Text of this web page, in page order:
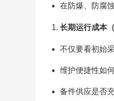
在防爆、防腐
长期运行成本（
不仅要看初始
维护便捷性如
备件供应是否